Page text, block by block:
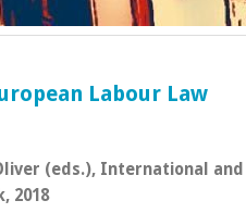
Labour Law
(eds.), International and
2018